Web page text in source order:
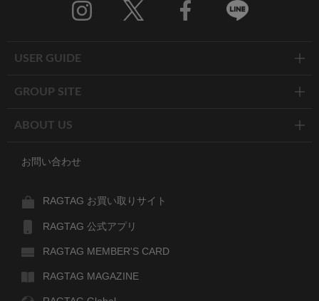
USER GUIDE
GROUP SITE
ABOUT US
お問い合わせ
RAGTAG お買い取りサイト
RAGTAG 公式アプリ
RAGTAG MEMBER'S CARD
RAGTAG MAGAZINE